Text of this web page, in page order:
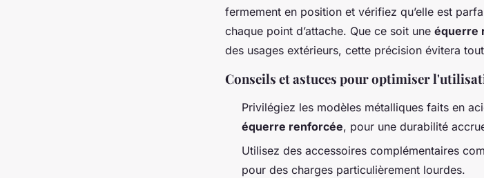
fermement en position et vérifiez qu’elle est
chaque point d’attache. Que ce soit une équerre
des usages extérieurs, cette précision évitera
Conseils et astuces pour optimiser
Privilégiez les modèles métalliques faits en
équerre renforcée, pour une durabilité
Utilisez des accessoires complémentaires
pour des charges particulièrement lourdes.